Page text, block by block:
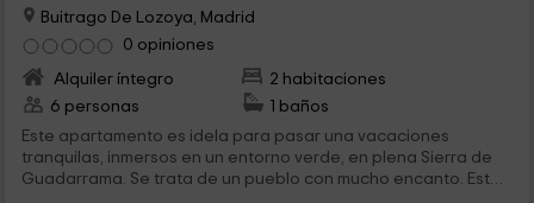
Buitrago De Lozoya, Madrid
0 opiniones
Alquiler íntegro
2 habitaciones
6 personas
1 baños
Este apartamento es idela para pasar una vacaciones
tranquilas, inmersos en un entorno verde, en plena Sierra de
Guadarrama. Se trata de un pueblo con mucho encanto. Este